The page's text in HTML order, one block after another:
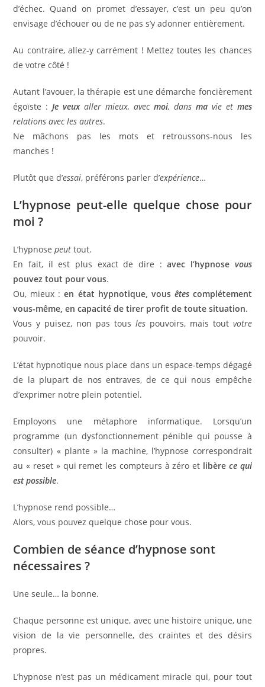
d’échec. Quand on promet d’essayer, c’est un peu qu’on
envisage d’échouer ou de ne pas s’y adonner entièrement.
Au contraire, allez-y carrément ! Mettez toutes les chances
de votre côté !
Autant l’avouer, la thérapie est une démarche foncièrement
égoïste :Je veuxaller mieux, avec moi, dans mavie et mes
relations avec les autres.
Ne mâchons pas les mots et retroussons-nous les
manches !
Plutôt que d’essai, préférons parler d’expérience…
L’hypnose peut-elle quelque chose pour
moi ?
L’hypnosepeut tout.
En fait, il est plus exact de dire :avec l’hypnose vous
pouvez tout pour vous.
Ou, mieux :en état hypnotique, vous êtescomplétement
vous-même, en capacité de tirer profit de toute situation.
Vous y puisez, non pas tous lespouvoirs, mais tout votre
pouvoir.
L’état hypnotique nous place dans un espace-temps dégagé
de la plupart de nos entraves, de ce qui nous empêche
d’exprimer notre plein potentiel.
Employons une métaphore informatique. Lorsqu’un
programme (un dysfonctionnement pénible qui pousse à
consulter) « plante » la machine, l’hypnose correspondrait
au « reset » qui remet les compteurs à zéro et libère ce qui
est possible.
L’hypnose rend possible…
Alors, vous pouvez quelque chose pour vous.
Combien de séance d’hypnose sont
nécessaires ?
Une seule… la bonne.
Chaque personne est unique, avec une histoire unique, une
vision de la vie personnelle, des craintes et des désirs
propres.
L’hypnose n’est pas un médicament miracle qui, pour tout